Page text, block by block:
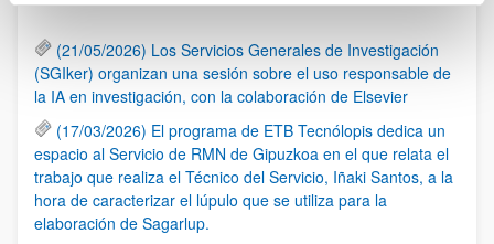
(21/05/2026) Los Servicios Generales de Investigación
(SGIker) organizan una sesión sobre el uso responsable de
la IA en investigación, con la colaboración de Elsevier
(17/03/2026) El programa de ETB Tecnólopis dedica un
espacio al Servicio de RMN de Gipuzkoa en el que relata el
trabajo que realiza el Técnico del Servicio, Iñaki Santos, a la
hora de caracterizar el lúpulo que se utiliza para la
elaboración de Sagarlup.